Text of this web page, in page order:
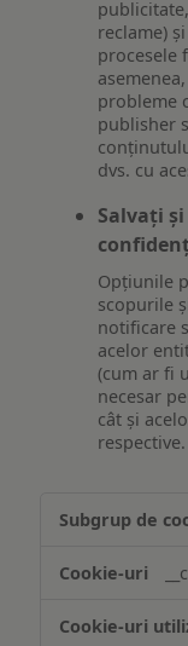
reclame)
procesele
probleme
publisher
dvs. cu
Salvați
Opțiunile
scopurile
notificare
acelor
(cum ar fi
necesar
cât și
respective.
ului